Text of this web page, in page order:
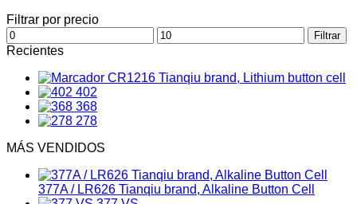
Filtrar por precio
Precio
mínimo
Precio
máximo
Filtrar
Recientes
CR1216 Tianqiu brand, Lithium button cell
402
368
278
MÁS VENDIDOS
377A / LR626 Tianqiu brand, Alkaline Button Cell